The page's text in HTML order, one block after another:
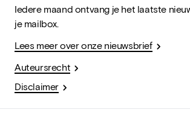
Iedere maand ontvang je het laatste
je mailbox.
Lees meer over onze nieuwsbrief
Auteursrecht
Disclaimer